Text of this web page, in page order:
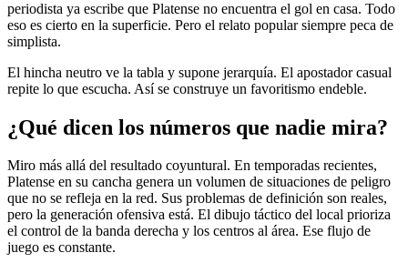
periodista ya escribe que Platense no encuentra el gol en casa. Todo
eso es cierto en la superficie. Pero el relato popular siempre peca de
simplista.
El hincha neutro ve la tabla y supone jerarquía. El apostador casual
repite lo que escucha. Así se construye un favoritismo endeble.
¿Qué dicen los números que nadie mira?
Miro más allá del resultado coyuntural. En temporadas recientes,
Platense en su cancha genera un volumen de situaciones de peligro
que no se refleja en la red. Sus problemas de definición son reales,
pero la generación ofensiva está. El dibujo táctico del local prioriza
el control de la banda derecha y los centros al área. Ese flujo de
juego es constante.